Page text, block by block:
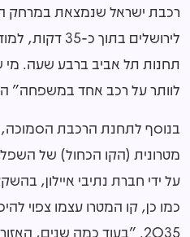
רכבת ישראל שנמצאת במרחק
לירושלים בתוך כ-35 דקות,
תחנות תל אביב ברבע שעה. מי
לוותר על רכב אחד במשפחה"
בנוסף לתחנת הרכבת הסמוכה,
מטרונית (הקו הכחול) של
על ידי חברת נתיבי איילון,
כמו כן, קו המטרו עצמו צפוי
2035. "בעוד כמה שנים,